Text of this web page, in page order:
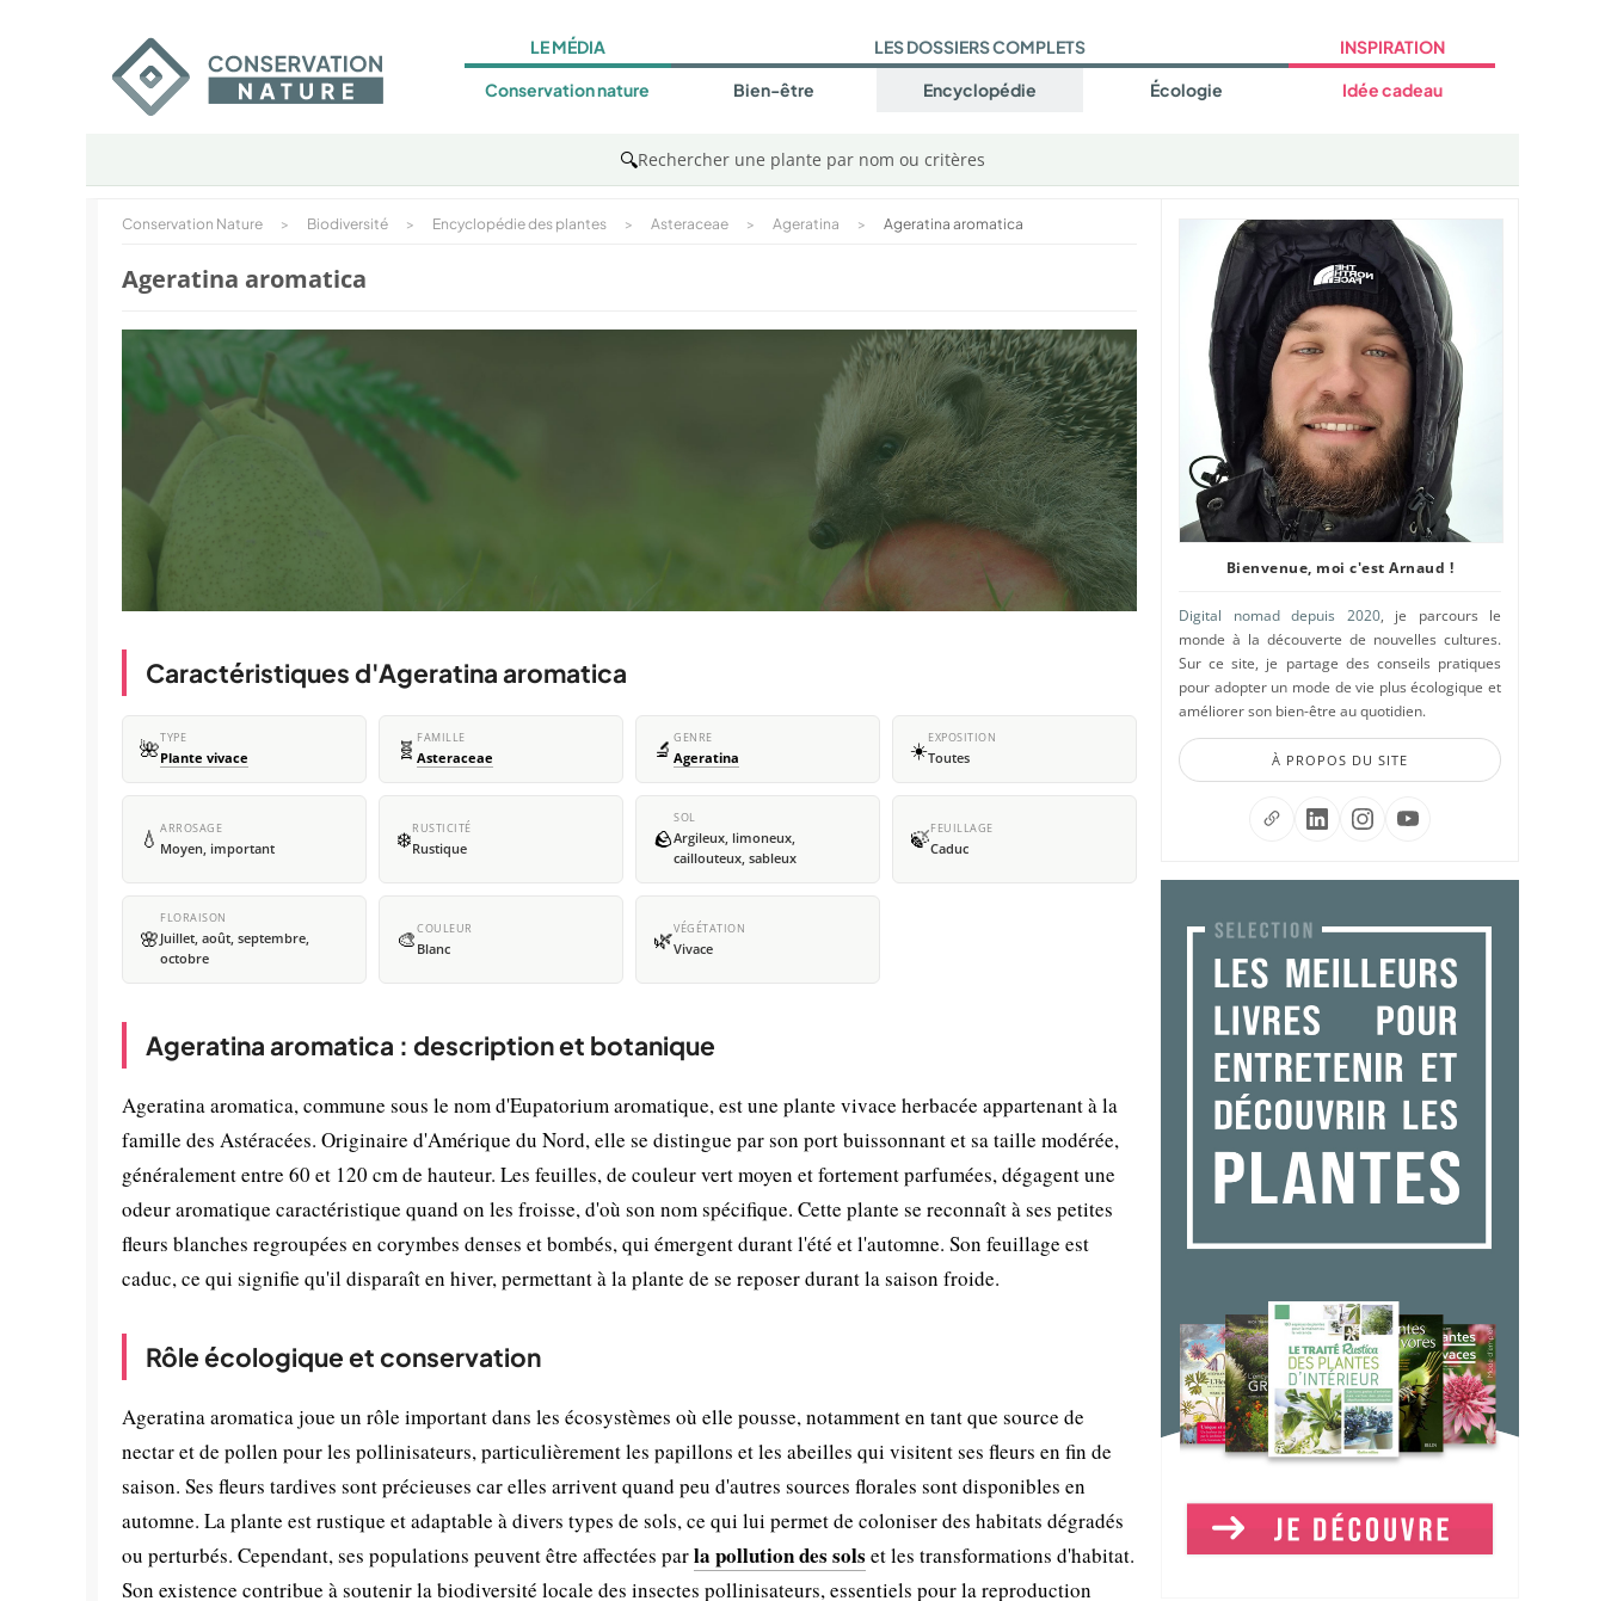
LE MÉDIA
Conservation nature
LES DOSSIERS COMPLETS
Bien-être Encyclopédie Écologie
INSPIRATION
Idée cadeau
🔍Rechercher une plante par nom ou critères
Conservation Nature > Biodiversité > Encyclopédie des plantes > Asteraceae > Ageratina > Ageratina aromatica
Ageratina aromatica
Caractéristiques d'Ageratina aromatica
🌺TYPE
Plante vivace 🧬 FAMILLE
Asteraceae 🔬 GENRE
Ageratina ☀️EXPOSITION
Toutes
💧 ARROSAGE
Moyen, important ❄️RUSTICITÉ
Rustique 🪨
SOL
Argileux, limoneux,
caillouteux, sableux
🍃FEUILLAGE
Caduc
🌸
FLORAISON
Juillet, août, septembre,
octobre
🎨COULEUR
Blanc 🌿VÉGÉTATION
Vivace
Ageratina aromatica : description et botanique
Ageratina aromatica, commune sous le nom d'Eupatorium aromatique, est une plante vivace herbacée appartenant à la
famille des Astéracées. Originaire d'Amérique du Nord, elle se distingue par son port buissonnant et sa taille modérée,
généralement entre 60 et 120 cm de hauteur. Les feuilles, de couleur vert moyen et fortement parfumées, dégagent une
odeur aromatique caractéristique quand on les froisse, d'où son nom spécifique. Cette plante se reconnaît à ses petites
fleurs blanches regroupées en corymbes denses et bombés, qui émergent durant l'été et l'automne. Son feuillage est
caduc, ce qui signifie qu'il disparaît en hiver, permettant à la plante de se reposer durant la saison froide.
Rôle écologique et conservation
Ageratina aromatica joue un rôle important dans les écosystèmes où elle pousse, notamment en tant que source de
nectar et de pollen pour les pollinisateurs, particulièrement les papillons et les abeilles qui visitent ses fleurs en fin de
saison. Ses fleurs tardives sont précieuses car elles arrivent quand peu d'autres sources florales sont disponibles en
automne. La plante est rustique et adaptable à divers types de sols, ce qui lui permet de coloniser des habitats dégradés
ou perturbés. Cependant, ses populations peuvent être affectées parla pollution des sols et les transformations d'habitat.
Son existence contribue à soutenir la biodiversité locale des insectes pollinisateurs, essentiels pour la reproduction
Bienvenue, moi c'est Arnaud !
Digital nomad depuis 2020, je parcours le
monde à la découverte de nouvelles cultures.
Sur ce site, je partage des conseils pratiques
pour adopter un mode de vie plus écologique et
améliorer son bien-être au quotidien.
À PROPOS DU SITE